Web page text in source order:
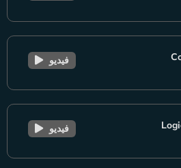
فيديو
فيديو